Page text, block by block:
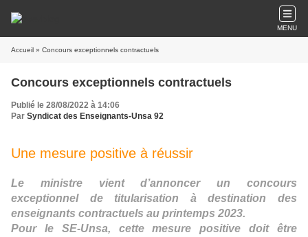
MENU
Accueil » Concours exceptionnels contractuels
Concours exceptionnels contractuels
Publié le 28/08/2022 à 14:06
Par Syndicat des Enseignants-Unsa 92
Une mesure positive à réussir
Le ministre vient d’annoncer un concours
exceptionnel de titularisation à destination des
enseignants contractuels au printemps 2023.
Pour le SE-Unsa, cette mesure positive doit être